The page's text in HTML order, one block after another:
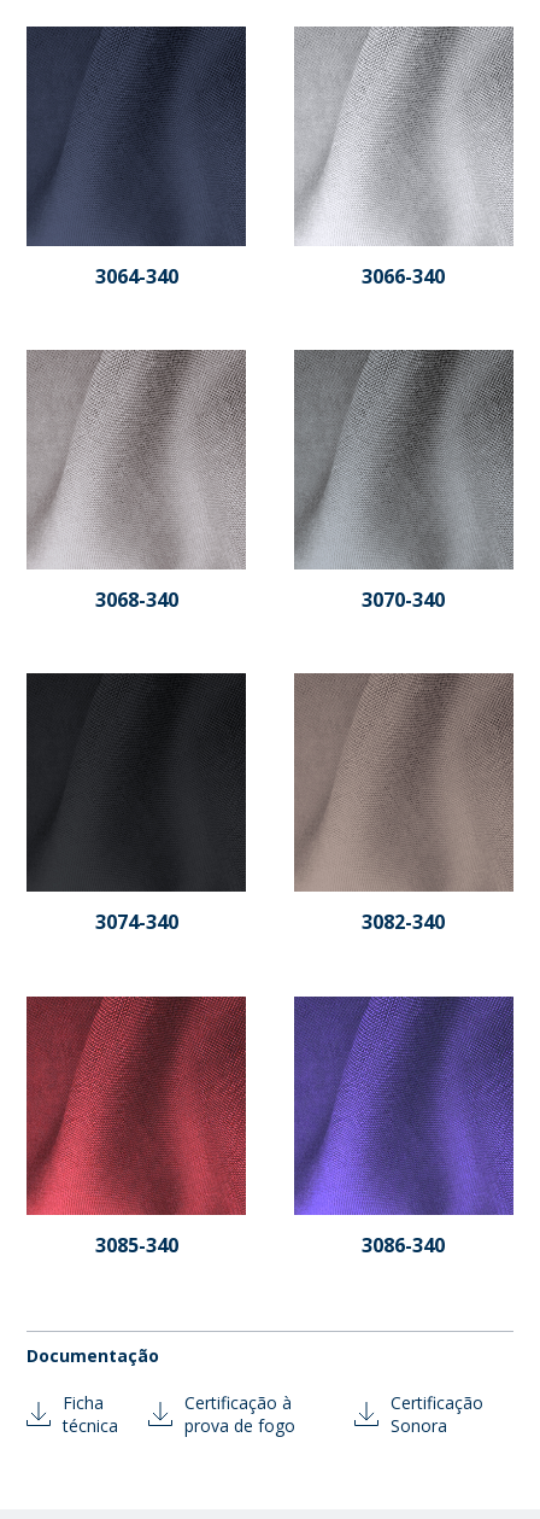
3064-340 3066-340
3068-340 3070-340
3074-340 3082-340
3085-340 3086-340
Documentação
Ficha
técnica
Certificação à
prova de fogo
Certificação
Sonora